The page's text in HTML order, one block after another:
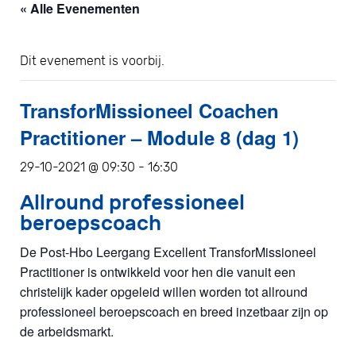
« Alle Evenementen
Dit evenement is voorbij.
TransforMissioneel Coachen
Practitioner – Module 8 (dag 1)
29-10-2021 @ 09:30 - 16:30
Allround professioneel
beroepscoach
De Post-Hbo Leergang Excellent TransforMissioneel
Practitioner is ontwikkeld voor hen die vanuit een
christelijk kader opgeleid willen worden tot allround
professioneel beroepscoach en breed inzetbaar zijn op
de arbeidsmarkt.